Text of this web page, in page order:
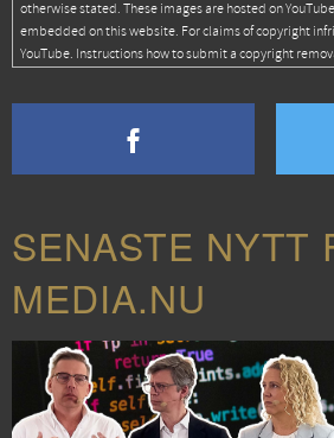
otherwise stated. These images are hosted on
embedded on this website. For claims of copyright
YouTube. Instructions how to submit a copyright
SENASTE NYTT
MEDIA.NU